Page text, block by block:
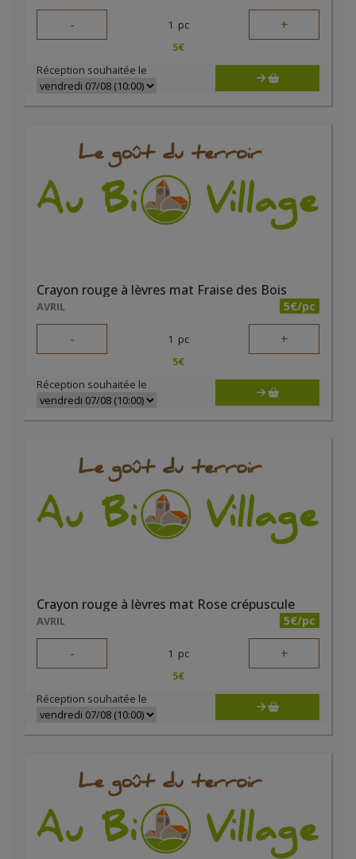
- 1 pc +
5€
Réception souhaitée le
Crayon rouge à lèvres mat Fraise des Bois
AVRIL 5€/pc
- 1 pc +
5€
Réception souhaitée le
Crayon rouge à lèvres mat Rose crépuscule
AVRIL 5€/pc
- 1 pc +
5€
Réception souhaitée le